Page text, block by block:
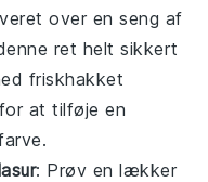
over en seng af
ret helt sikkert
friskhakket
at tilføje en
: Prøv en lækker